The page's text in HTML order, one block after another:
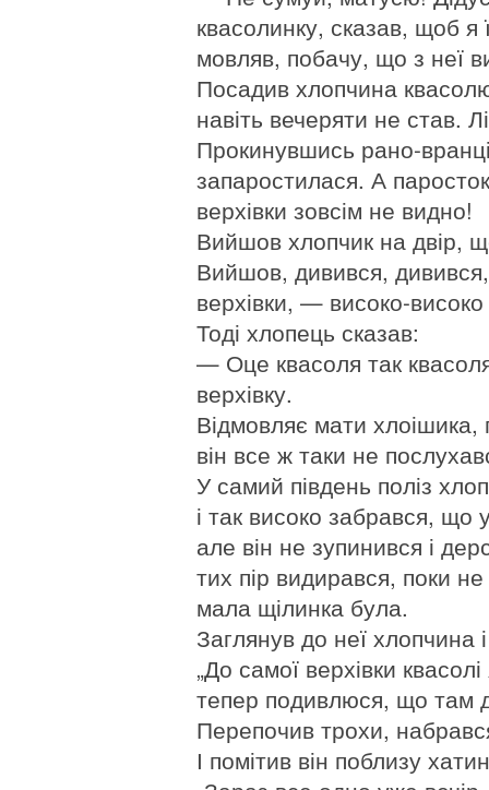
квасолинку, сказав, щоб я
мовляв, побачу, що з неї
Посадив хлопчина
навіть вечеряти не став.
Прокинувшись рано-
запаростилася. А
верхівки зовсім не видно!
Вийшов хлопчик на двір,
Вийшов, дивився,
верхівки, — високо-
Тоді хлопець сказав:
— Оце квасоля так
верхівку.
Відмовляє мати хлоішика,
він все ж таки не
У самий південь поліз
і так високо забрався, що
але він не зупинився і
тих пір видирався, поки
мала щілинка була.
Заглянув до неї
„До самої верхівки
тепер подивлюся, що там
Перепочив трохи,
І помітив він поблизу